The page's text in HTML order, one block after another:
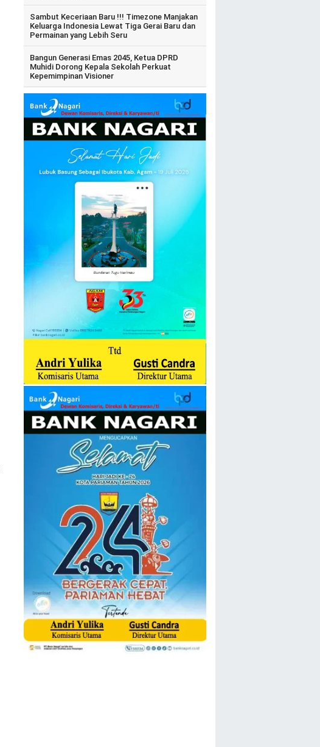
Sambut Keceriaan Baru !!! Timezone Manjakan
Keluarga Indonesia Lewat Tiga Gerai Baru dan
Permainan yang Lebih Seru
Bangun Generasi Emas 2045, Ketua DPRD
Muhidi Dorong Kepala Sekolah Perkuat
Kepemimpinan Visioner